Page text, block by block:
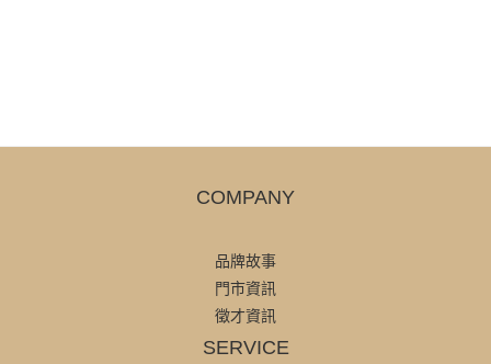
COMPANY
品牌故事
門市資訊
徵才資訊
SERVICE